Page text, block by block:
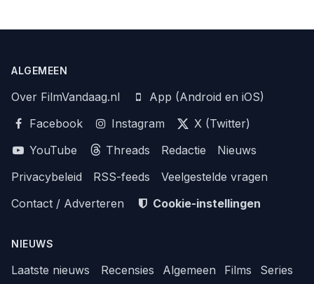
ALGEMEEN
Over FilmVandaag.nl
App (Android en iOS)
Facebook
Instagram
X (Twitter)
YouTube
Threads Redactie
Nieuws
Privacybeleid
RSS-feeds
Veelgestelde vragen
Contact / Adverteren
Cookie-instellingen
NIEUWS
Laatste nieuws Recensies Algemeen Films
Series